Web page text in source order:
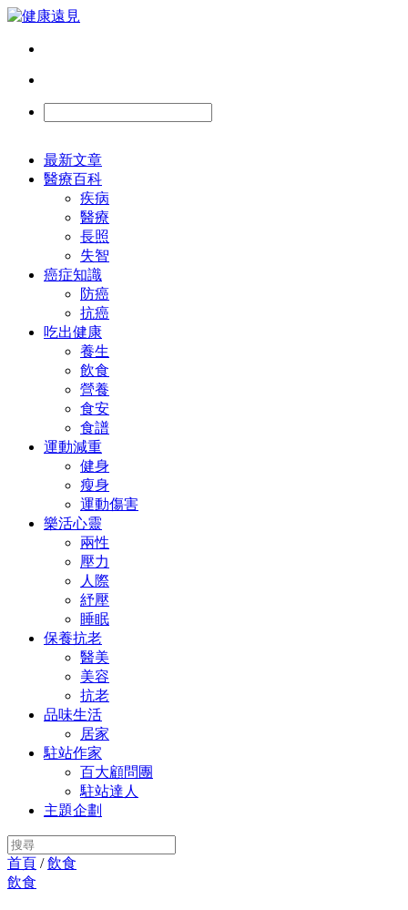
最新文章
醫療百科
疾病
醫療
長照
失智
癌症知識
防癌
抗癌
吃出健康
養生
飲食
營養
食安
食譜
運動減重
健身
瘦身
運動傷害
樂活心靈
兩性
壓力
人際
紓壓
睡眠
保養抗老
醫美
美容
抗老
品味生活
居家
駐站作家
百大顧問團
駐站達人
主題企劃
首頁 /飲食
飲食